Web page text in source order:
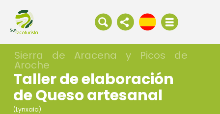
Sierra de Aracena y Picos de
Aroche
Taller de elaboración
de Queso artesanal
(Lynxaia)